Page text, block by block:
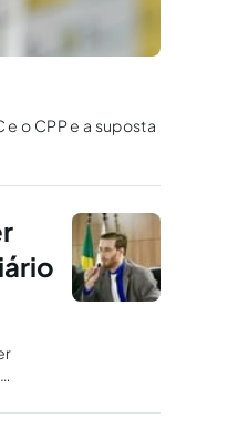
o CPP e a suposta